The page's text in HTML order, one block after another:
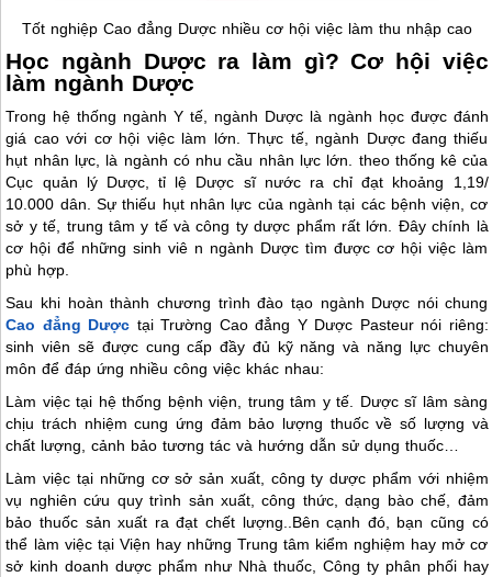
Tốt nghiệp Cao đẳng Dược nhiều cơ hội việc làm thu nhập cao
Học ngành Dược ra làm gì? Cơ hội việc
làm ngành Dược
Trong hệ thống ngành Y tế, ngành Dược là ngành học được đánh
giá cao với cơ hội việc làm lớn. Thực tế, ngành Dược đang thiếu
hụt nhân lực, là ngành có nhu cầu nhân lực lớn. theo thống kê của
Cục quản lý Dược, tỉ lệ Dược sĩ nước ra chỉ đạt khoảng 1,19/
10.000 dân. Sự thiếu hụt nhân lực của ngành tại các bệnh viện, cơ
sở y tế, trung tâm y tế và công ty dược phẩm rất lớn. Đây chính là
cơ hội để những sinh viê n ngành Dược tìm được cơ hội việc làm
phù hợp.
Sau khi hoàn thành chương trình đào tạo ngành Dược nói chung
Cao đẳng Dược tại Trường Cao đẳng Y Dược Pasteur nói riêng:
sinh viên sẽ được cung cấp đầy đủ kỹ năng và năng lực chuyên
môn để đáp ứng nhiều công việc khác nhau:
Làm việc tại hệ thống bệnh viện, trung tâm y tế. Dược sĩ lâm sàng
chịu trách nhiệm cung ứng đảm bảo lượng thuốc về số lượng và
chất lượng, cảnh bảo tương tác và hướng dẫn sử dụng thuốc…
Làm việc tại những cơ sở sản xuất, công ty dược phẩm với nhiệm
vụ nghiên cứu quy trình sản xuất, công thức, dạng bào chế, đảm
bảo thuốc sản xuất ra đạt chết lượng..Bên cạnh đó, bạn cũng có
thể làm việc tại Viện hay những Trung tâm kiểm nghiệm hay mở cơ
sở kinh doanh dược phẩm như Nhà thuốc, Công ty phân phối hay